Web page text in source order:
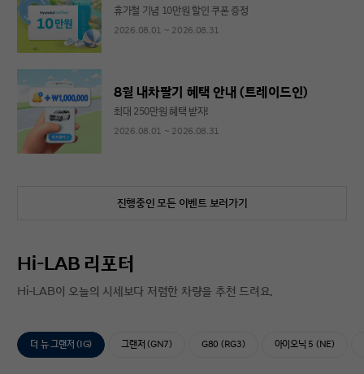
휴가철 기념 10만원 할인 쿠폰 증정
2026.08.01 ~ 2026.08.31
8월 내차팔기 혜택 안내 (트레이드인)
최대 250만원 혜택 받자!
2026.08.01 ~ 2026.08.31
진행중인 모든 이벤트 보러가기
Hi-LAB 리포터
Hi-LAB이 오늘의 시세보다 저렴한 차량을 추천 드려요.
더 뉴 그랜저 (IG) 그랜저 (GN7) G80 (RG3) 아이오닉 5 (NE)